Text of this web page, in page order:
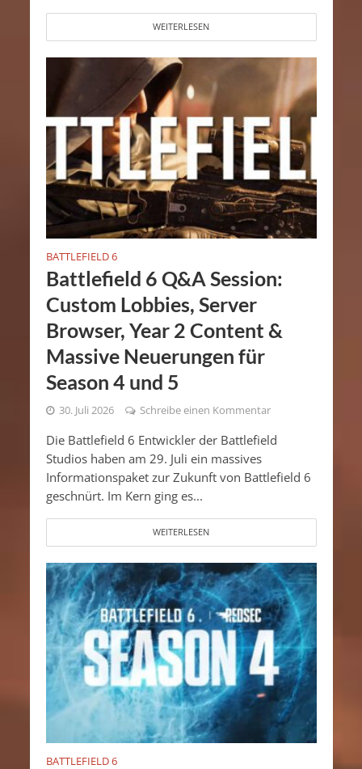
WEITERLESEN
BATTLEFIELD 6
Battlefield 6 Q&A Session:
Custom Lobbies, Server
Browser, Year 2 Content &
Massive Neuerungen für
Season 4 und 5
30. Juli 2026 Schreibe einen Kommentar
Die Battlefield 6 Entwickler der Battlefield
Studios haben am 29. Juli ein massives
Informationspaket zur Zukunft von Battlefield 6
geschnürt. Im Kern ging es...
WEITERLESEN
BATTLEFIELD 6